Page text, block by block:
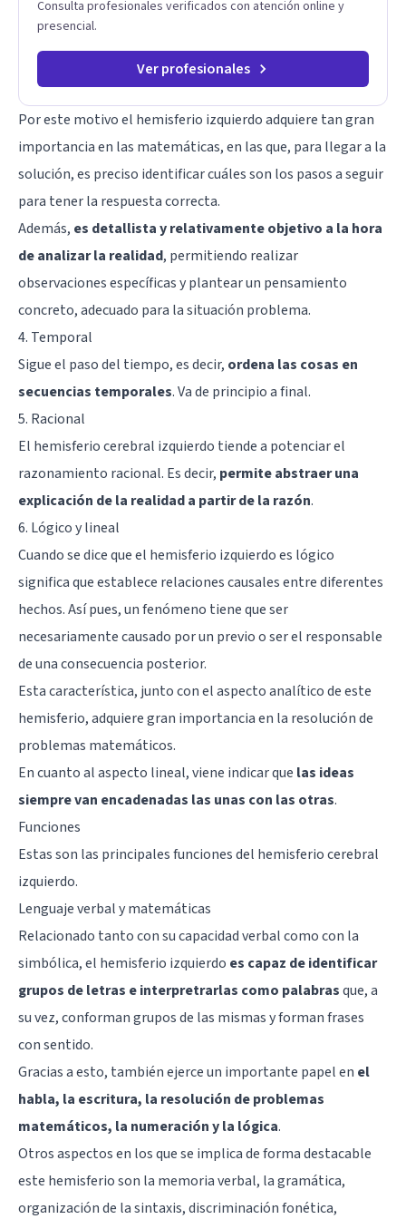
Consulta profesionales verificados con atención online y
presencial.
Ver profesionales
Por este motivo el hemisferio izquierdo adquiere tan gran
importancia en las matemáticas, en las que, para llegar a la
solución, es preciso identificar cuáles son los pasos a seguir
para tener la respuesta correcta.
Además, es detallista y relativamente objetivo a la hora
de analizar la realidad, permitiendo realizar
observaciones específicas y plantear un pensamiento
concreto, adecuado para la situación problema.
4. Temporal
Sigue el paso del tiempo, es decir, ordena las cosas en
secuencias temporales. Va de principio a final.
5. Racional
El hemisferio cerebral izquierdo tiende a potenciar el
razonamiento racional. Es decir, permite abstraer una
explicación de la realidad a partir de la razón.
6. Lógico y lineal
Cuando se dice que el hemisferio izquierdo es lógico
significa que establece relaciones causales entre diferentes
hechos. Así pues, un fenómeno tiene que ser
necesariamente causado por un previo o ser el responsable
de una consecuencia posterior.
Esta característica, junto con el aspecto analítico de este
hemisferio, adquiere gran importancia en la resolución de
problemas matemáticos.
En cuanto al aspecto lineal, viene indicar que las ideas
siempre van encadenadas las unas con las otras.
Funciones
Estas son las principales funciones del hemisferio cerebral
izquierdo.
Lenguaje verbal y matemáticas
Relacionado tanto con su capacidad verbal como con la
simbólica, el hemisferio izquierdo es capaz de identificar
grupos de letras e interpretrarlas como palabrasque, a
su vez, conforman grupos de las mismas y forman frases
con sentido.
Gracias a esto, también ejerce un importante papel en el
habla, la escritura, la resolución de problemas
matemáticos, la numeración y la lógica.
Otros aspectos en los que se implica de forma destacable
este hemisferio son la memoria verbal, la gramática,
organización de la sintaxis, discriminación fonética,